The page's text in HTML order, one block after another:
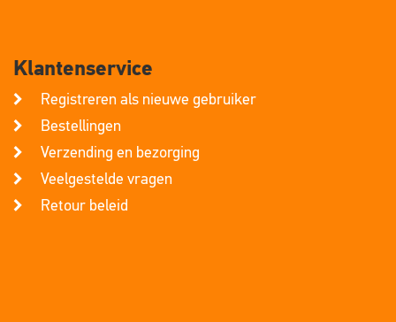
Klantenservice
Registreren als nieuwe gebruiker
Bestellingen
Verzending en bezorging
Veelgestelde vragen
Retour beleid